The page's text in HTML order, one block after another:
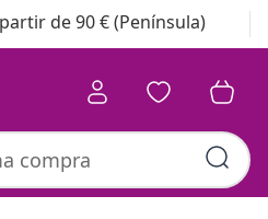
de 90 € (Península)